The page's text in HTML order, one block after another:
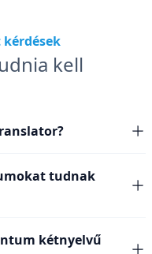
kell
tudnak
kétnyelvű